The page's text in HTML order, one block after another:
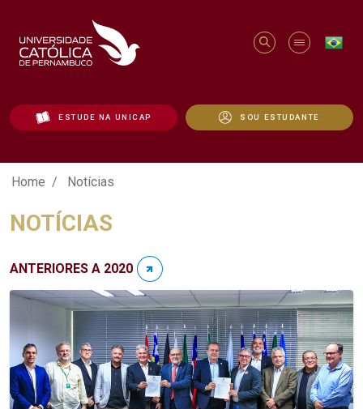
ESTUDE NA UNICAP SOU ESTUDANTE
Notícias - Unicap
Home Notícias
NOTÍCIAS
ANTERIORES A 2020